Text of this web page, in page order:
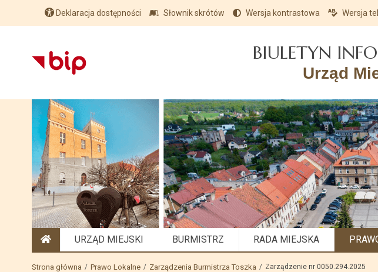
Przejdź
Przejdź
Deklaracja dostępności Słownik skrótów Wersja kontrastowa Wersja
BIULETYN
Urząd
URZĄD MIEJSKI BURMISTRZ RADA MIEJSKA
Strona główna Prawo Lokalne Zarządzenia Burmistrza Toszka Zarządzenie nr 0050.294.2025